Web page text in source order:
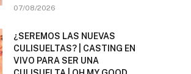
07/08/2026
¿SEREMOS LAS NUEVAS
CULISUELTAS? | CASTING EN
VIVO PARA SER UNA